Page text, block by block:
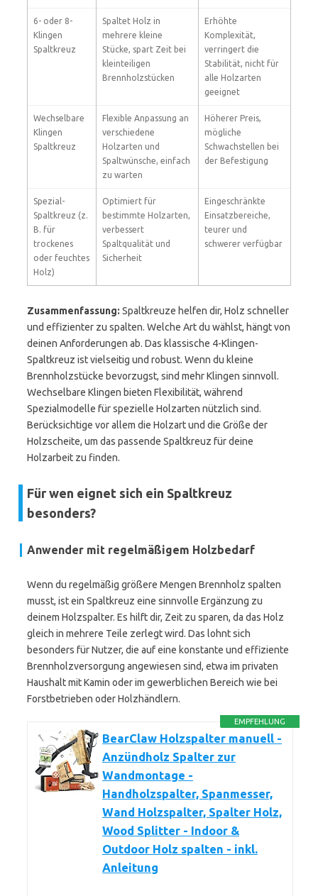
6- oder 8-
Klingen
Spaltkreuz
Spaltet Holz in
mehrere kleine
Stücke, spart Zeit bei
kleinteiligen
Brennholzstücken
Erhöhte
Komplexität,
verringert die
Stabilität, nicht für
alle Holzarten
geeignet
Wechselbare
Klingen
Spaltkreuz
Flexible Anpassung an
verschiedene
Holzarten und
Spaltwünsche, einfach
zu warten
Höherer Preis,
mögliche
Schwachstellen bei
der Befestigung
Spezial-
Spaltkreuz (z.
B. für
trockenes
oder feuchtes
Holz)
Optimiert für
bestimmte Holzarten,
verbessert
Spaltqualität und
Sicherheit
Eingeschränkte
Einsatzbereiche,
teurer und
schwerer verfügbar
Zusammenfassung: Spaltkreuze helfen dir, Holz schneller
und effizienter zu spalten. Welche Art du wählst, hängt von
deinen Anforderungen ab. Das klassische 4-Klingen-
Spaltkreuz ist vielseitig und robust. Wenn du kleine
Brennholzstücke bevorzugst, sind mehr Klingen sinnvoll.
Wechselbare Klingen bieten Flexibilität, während
Spezialmodelle für spezielle Holzarten nützlich sind.
Berücksichtige vor allem die Holzart und die Größe der
Holzscheite, um das passende Spaltkreuz für deine
Holzarbeit zu finden.
Für wen eignet sich ein Spaltkreuz
besonders?
Anwender mit regelmäßigem Holzbedarf
Wenn du regelmäßig größere Mengen Brennholz spalten
musst, ist ein Spaltkreuz eine sinnvolle Ergänzung zu
deinem Holzspalter. Es hilft dir, Zeit zu sparen, da das Holz
gleich in mehrere Teile zerlegt wird. Das lohnt sich
besonders für Nutzer, die auf eine konstante und effiziente
Brennholzversorgung angewiesen sind, etwa im privaten
Haushalt mit Kamin oder im gewerblichen Bereich wie bei
Forstbetrieben oder Holzhändlern.
EMPFEHLUNG
BearClaw Holzspalter manuell -
Anzündholz Spalter zur
Wandmontage -
Handholzspalter, Spanmesser,
Wand Holzspalter, Spalter Holz,
Wood Splitter - Indoor &
Outdoor Holz spalten - inkl.
Anleitung